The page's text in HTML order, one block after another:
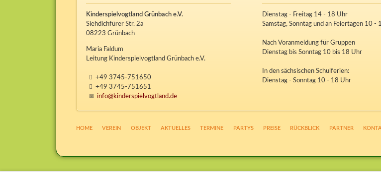
Kinderspielvogtland Grünbach e.V.
Siehdichfürer Str. 2a
08223 Grünbach
Maria Faldum
Leitung Kinderspielvogtland Grünbach e.V.
+49 3745-751650
+49 3745-751651
info@kinderspielvogtland.de
Dienstag - Freitag 14 - 18 Uhr
Samstag, Sonntag und an Feiertagen 10 -
Nach Voranmeldung für Gruppen
Dienstag bis Sonntag 10 bis 18 Uhr
In den sächsischen Schulferien:
Dienstag - Sonntag 10 - 18 Uhr
NAVIGATION
HOME VEREIN OBJEKT AKTUELLES TERMINE PARTYS PREISE RÜCKBLICK PARTNER